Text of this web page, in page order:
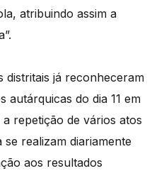
atribuindo assim a
distritais já reconheceram
autárquicas do dia 11 em
repetição de vários atos
realizam diariamente
aos resultados